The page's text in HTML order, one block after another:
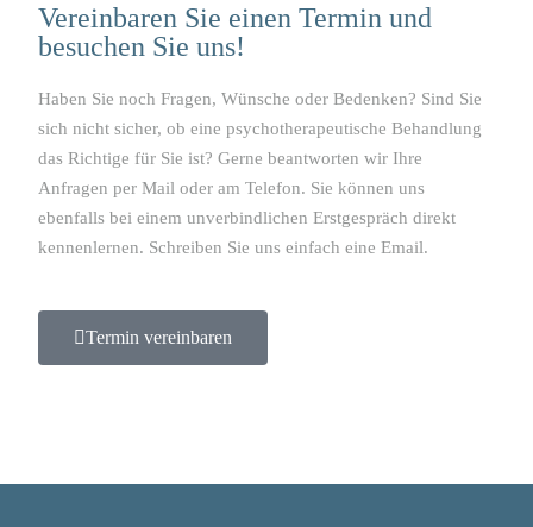
Vereinbaren Sie einen Termin und
besuchen Sie uns!
Haben Sie noch Fragen, Wünsche oder Bedenken? Sind Sie
sich nicht sicher, ob eine psychotherapeutische Behandlung
das Richtige für Sie ist? Gerne beantworten wir Ihre
Anfragen per Mail oder am Telefon. Sie können uns
ebenfalls bei einem unverbindlichen Erstgespräch direkt
kennenlernen. Schreiben Sie uns einfach eine Email.
Termin vereinbaren